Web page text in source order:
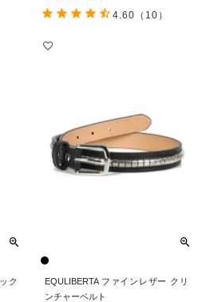
4.60 （10）
ク
EQULIBERTA ファインレザー クリ
ンチャーベルト